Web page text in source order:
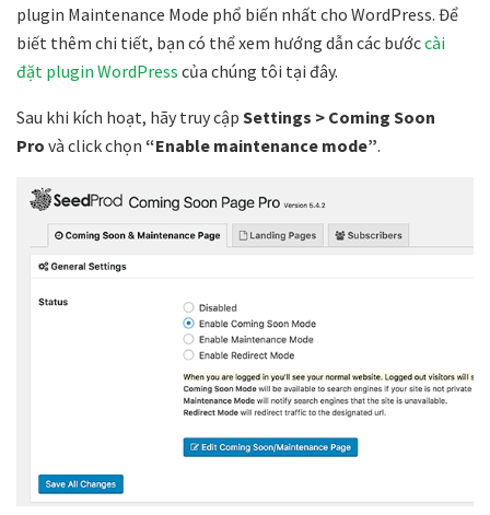
plugin Maintenance Mode phổ biến nhất cho WordPress. Để
biết thêm chi tiết, bạn có thể xem hướng dẫn các bướccài
đặt plugin WordPress của chúng tôi tại đây.
Sau khi kích hoạt, hãy truy cập Settings > Coming Soon
Pro và click chọn “Enable maintenance mode”.